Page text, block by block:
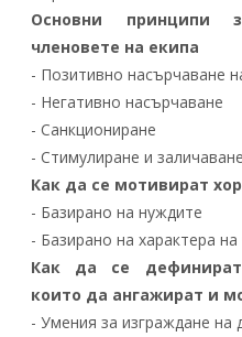
Основни принципи
членовете на екипа
- Позитивно насърчаване
- Негативно насърчаване
- Санкциониране
- Стимулиране и
Как да се мотивират
- Базирано на нуждите
- Базирано на характера на
Как да се
които да ангажират и
- Умения за изграждане на